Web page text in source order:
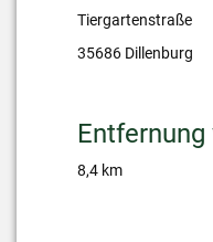
Tiergartenstraße
35686 Dillenburg
8,4 km